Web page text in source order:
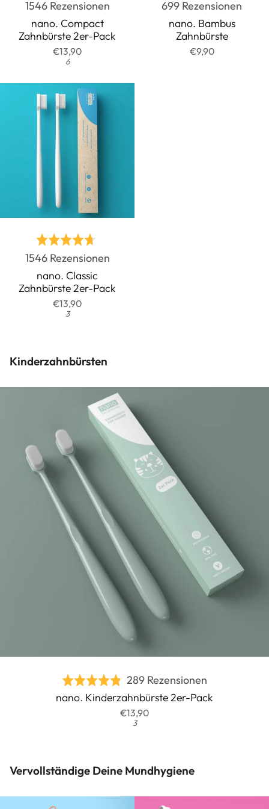
mit
4.7
von
5
1546 RezensionenBasierend
1546
nano. Compact
Zahnbürste 2er-Pack
€13,90
6
mit
4.7
von
5
699 Rezensionen
nano. Bambus
Zahnbürste
€9,90
Bewertet
mit
4.7
von
5
1546 RezensionenBasierend
1546
nano. Classic
Zahnbürste 2er-Pack
€13,90
3
Kinderzahnbürsten
Bewertet
mit
289 Rezensionen
auf
nano. Kinderzahnbürste 2er-Pack
€13,90
3
Vervollständige Deine Mundhygiene